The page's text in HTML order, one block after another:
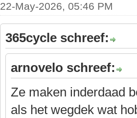
22-May-2026, 05:46 PM
365cycle schreef:
arnovelo schreef:
Ze maken inderdaad
als het wegdek wat